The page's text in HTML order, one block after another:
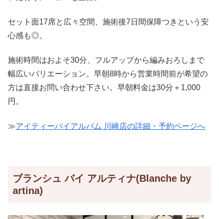
セット面17席と広々空間、施術後7日間保障つきという安
心感も◎。
施術時間はおよそ30分、フルアップから編みおろしまで
幅広いバリエーション。早朝8時から営業時間前が希望の
方は直接お問い合わせ下さい。早朝料金は30分＋1,000
円。
≫アイティーバイアルバム 川崎店の詳細・予約ページへ
ブランシュ バイ アルティナ(Blanche by
artina)